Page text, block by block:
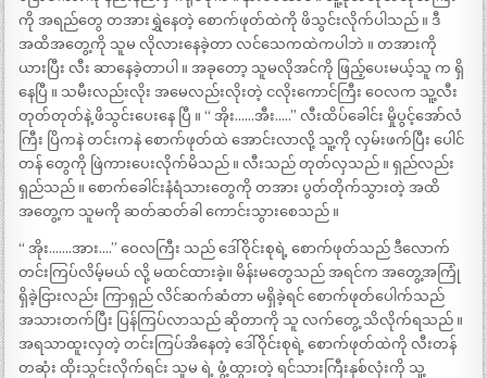
ကို အရည်တွေ တအားရွှဲနေတဲ့ စောက်ဖုတ်ထဲကို ဖိသွင်းလိုက်ပါသည် ။ ဒီ
အထိအတွေ့ကို သူမ လိုလားနေခဲ့တာ လင်သေကထဲကပါဘဲ ။ တအားကို
ယားပြီး လီး ဆာနေခဲ့တာပါ ။ အခုတော့ သူမလိုအင်ကို ဖြည့်ပေးမယ့်သူ က ရှိ
နေပြီ ။ သမီးလည်းလိုး အမေလည်းလိုးတဲ့ ငလိုးကောင်ကြီး ဝေလက သူ့လီး
တုတ်တုတ်နဲ့ ဖိသွင်းပေးနေ ပြီ ။ “ အိုး……အီး…..” လီးထိပ်ခေါင်း မှိုပွင့်အော်လံ
ကြီး ပြိကနဲ တင်းကနဲ စောက်ဖုတ်ထဲ အောင်းလာလို့ သူ့ကို လှမ်းဖက်ပြီး ပေါင်
တန် တွေကို ဖြဲကားပေးလိုက်မိသည် ။ လီးသည် တုတ်လှသည် ။ ရှည်လည်း
ရှည်သည် ။ စောက်ခေါင်းနံရံသားတွေကို တအား ပွတ်တိုက်သွားတဲ့ အထိ
အတွေ့က သူမကို ဆတ်ဆတ်ခါ ကောင်းသွားစေသည် ။
“ အိုး…….အား….” ဝေလကြီး သည် ဒေါ်ဝိုင်းစုရဲ့ စောက်ဖုတ်သည် ဒီလောက်
တင်းကြပ်လိမ့်မယ် လို့ မထင်ထားခဲ့။ မိန်းမတွေသည် အရင်က အတွေ့အကြုံ
ရှိခဲ့ငြားလည်း ကြာရှည် လိင်ဆက်ဆံတာ မရှိခဲ့ရင် စောက်ဖုတ်ပေါက်သည်
အသားတက်ပြီး ပြန်ကြပ်လာသည် ဆိုတာကို သူ လက်တွေ့ သိလိုက်ရသည် ။
အရသာထူးလှတဲ့ တင်းကြပ်အိနေတဲ့ ဒေါ်ဝိုင်းစုရဲ့ စောက်ဖုတ်ထဲကို လီးတန်
တဆုံး ထိုးသွင်းလိုက်ရင်း သူမ ရဲ့ ဖွံ့ထွားတဲ့ ရင်သားကြီးနှစ်လုံးကို သူ့